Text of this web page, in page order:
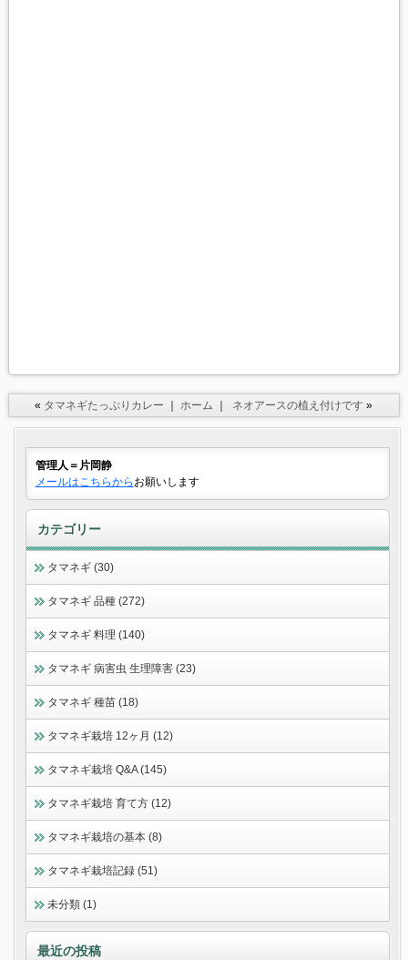
« タマネギたっぷりカレー ｜ホーム ネオアースの植え付けです »
管理人＝片岡静
メールはこちらから お願いします
カテゴリー
タマネギ (30)
タマネギ 品種 (272)
タマネギ 料理 (140)
タマネギ 病害虫 生理障害 (23)
タマネギ 種苗 (18)
タマネギ栽培 12ヶ月 (12)
タマネギ栽培 Q&A (145)
タマネギ栽培 育て方 (12)
タマネギ栽培の基本 (8)
タマネギ栽培記録 (51)
未分類 (1)
最近の投稿